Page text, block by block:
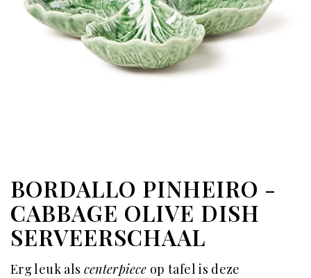
BORDALLO PINHEIRO -
CABBAGE OLIVE DISH
SERVEERSCHAAL
Erg leuk als centerpiece op tafel is deze